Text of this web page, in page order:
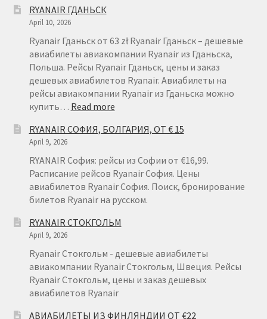
RYANAIR ГДАНЬСК
April 10, 2026
Ryanair Гданьск от 63 zł Ryanair Гданьск – дешевые
авиабилеты авиакомпании Ryanair из Гданьска,
Польша. Рейсы Ryanair Гданьск, цены и заказ
дешевых авиабилетов Ryanair. Авиабилеты на
рейсы авиакомпании Ryanair из Гданьска можно
купить… Read more:
ГДАНЬСК
RYANAIR СОФИЯ, БОЛГАРИЯ, ОТ € 15
April 9, 2026
RYANAIR София: рейсы из Софии от €16,99.
Расписание рейсов Ryanair София. Цены
авиабилетов Ryanair София. Поиск, бронирование
билетов Ryanair на русском.
RYANAIR СТОКГОЛЬМ
April 9, 2026
Ryanair Стокгольм - дешевые авиабилеты
авиакомпании Ryanair Стокгольм, Швеция. Рейсы
Ryanair Стокгольм, цены и заказ дешевых
авиабилетов Ryanair
АВИАБИЛЕТЫ ИЗ ФИНЛЯНДИИ ОТ €22